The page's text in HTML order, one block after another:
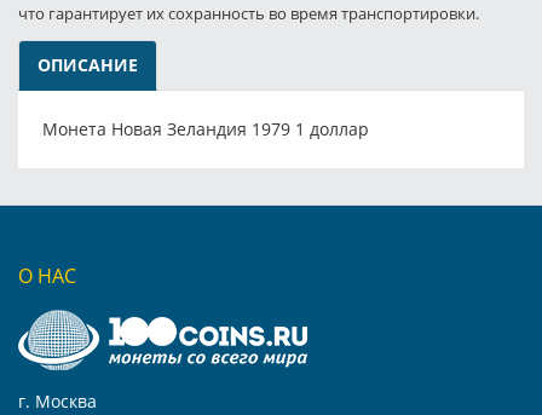
что гарантирует их сохранность во время транспортировки.
ОПИСАНИЕ
Монета Новая Зеландия 1979 1 доллар
О НАС
г. Москва